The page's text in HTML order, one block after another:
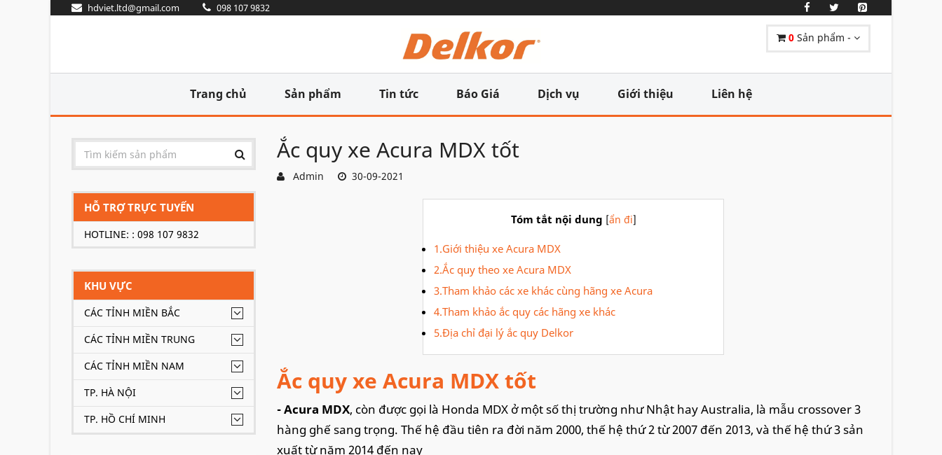
hdviet.ltd@gmail.com 098 107 9832
0 Sản phẩm -
Trang chủ Sản phẩm Tin tức Báo Giá Dịch vụ Giới thiệu Liên hệ
HỖ TRỢ TRỰC TUYẾN
HOTLINE: : 098 107 9832
KHU VỰC
CÁC TỈNH MIỀN BẮC
CÁC TỈNH MIỀN TRUNG
CÁC TỈNH MIỀN NAM
TP. HÀ NỘI
TP. HỒ CHÍ MINH
Ắc quy xe Acura MDX tốt
Admin 30-09-2021
Tóm tắt nội dung [ẩn đi]
1.Giới thiệu xe Acura MDX
2.Ắc quy theo xe Acura MDX
3.Tham khảo các xe khác cùng hãng xe Acura
4.Tham khảo ắc quy các hãng xe khác
5.Địa chỉ đại lý ắc quy Delkor
Ắc quy xe Acura MDX tốt
- Acura MDX, còn được gọi là Honda MDX ở một số thị trường như Nhật hay Australia, là mẫu crossover 3
hàng ghế sang trọng. Thế hệ đầu tiên ra đời năm 2000, thế hệ thứ 2 từ 2007 đến 2013, và thế hệ thứ 3 sản
xuất từ năm 2014 đến nay